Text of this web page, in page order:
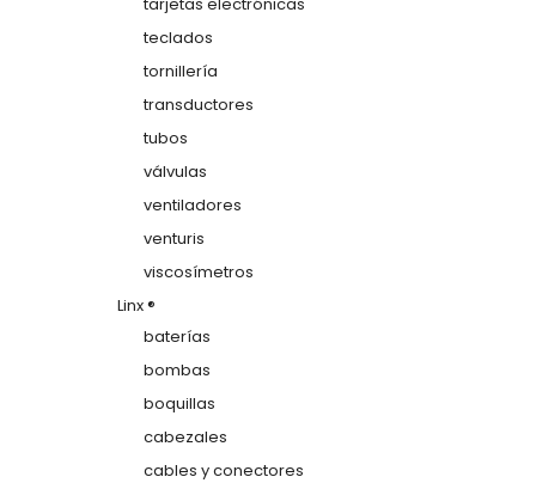
teclados
tornillería
transductores
tubos
válvulas
ventiladores
venturis
viscosímetros
Linx ®
baterías
bombas
boquillas
cabezales
cables y conectores